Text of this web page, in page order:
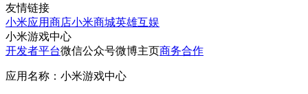
友情链接
小米应用商店小米商城英雄互娱
小米游戏中心
开发者平台微信公众号微博主页商务合作
应用名称：小米游戏中心